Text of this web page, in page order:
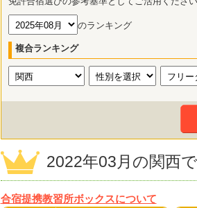
のランキング
複合ランキング
2022年03月の関西
合宿提携教習所ボックスについて